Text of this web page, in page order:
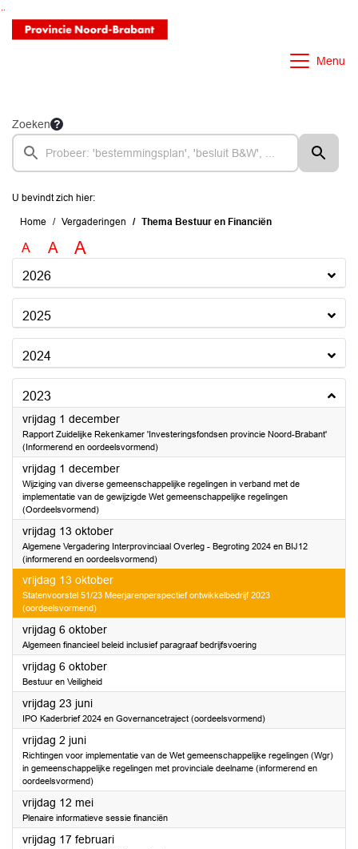
Ga naar de inhoud van deze pagina
Ga naar het zoeken
Ga naar het menu
Menu
Zoeken
U bevindt zich hier:
Home Vergaderingen Thema Bestuur en Financiën
A A A
2026
2025
2024
2023
vrijdag 1 december2023
Rapport Zuidelijke Rekenkamer 'Investeringsfondsen provincie Noord-Brabant'
(Informerend en oordeelsvormend)
vrijdag 1 december2023
Wijziging van diverse gemeenschappelijke regelingen in verband met de
implementatie van de gewijzigde Wet gemeenschappelijke regelingen
(Oordeelsvormend)
vrijdag 13 oktober2023
Algemene Vergadering Interprovinciaal Overleg - Begroting 2024 en BIJ12
(informerend en oordeelsvormend)
vrijdag 13 oktober2023
Statenvoorstel 51/23 Meerjarenperspectief ontwikkelbedrijf 2023
(oordeelsvormend)
vrijdag 6 oktober2023
Algemeen financieel beleid inclusief paragraaf bedrijfsvoering
vrijdag 6 oktober2023
Bestuur en Veiligheid
vrijdag 23 juni2023
IPO Kaderbrief 2024 en Governancetraject (oordeelsvormend)
vrijdag 2 juni2023
Richtingen voor implementatie van de Wet gemeenschappelijke regelingen (Wgr)
in gemeenschappelijke regelingen met provinciale deelname (informerend en
oordeelsvormend)
vrijdag 12 mei2023
Plenaire informatieve sessie financiën
vrijdag 17 februari2023